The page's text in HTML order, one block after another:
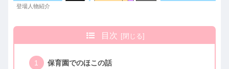
登場人物紹介
目次
保育園でのほこの話